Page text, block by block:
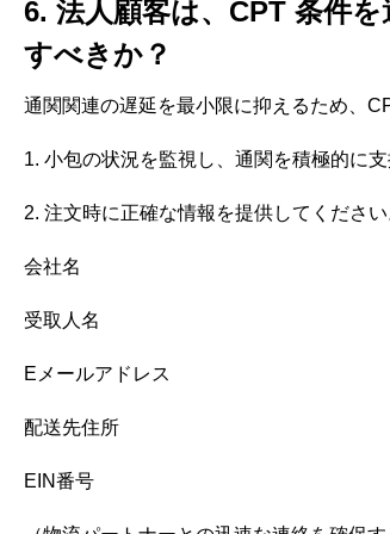
6. 法人顧客は、CPT 条件
すべきか？
通関関連の遅延を最小限に抑えるため、
1. 小包の状況を監視し、通関を積極的に
2. 注文時に正確な情報を提供してください
会社名
受取人名
Eメールアドレス
配送先住所
EIN番号